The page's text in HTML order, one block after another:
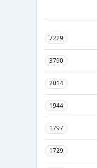
7229
3790
2014
1944
1797
1729